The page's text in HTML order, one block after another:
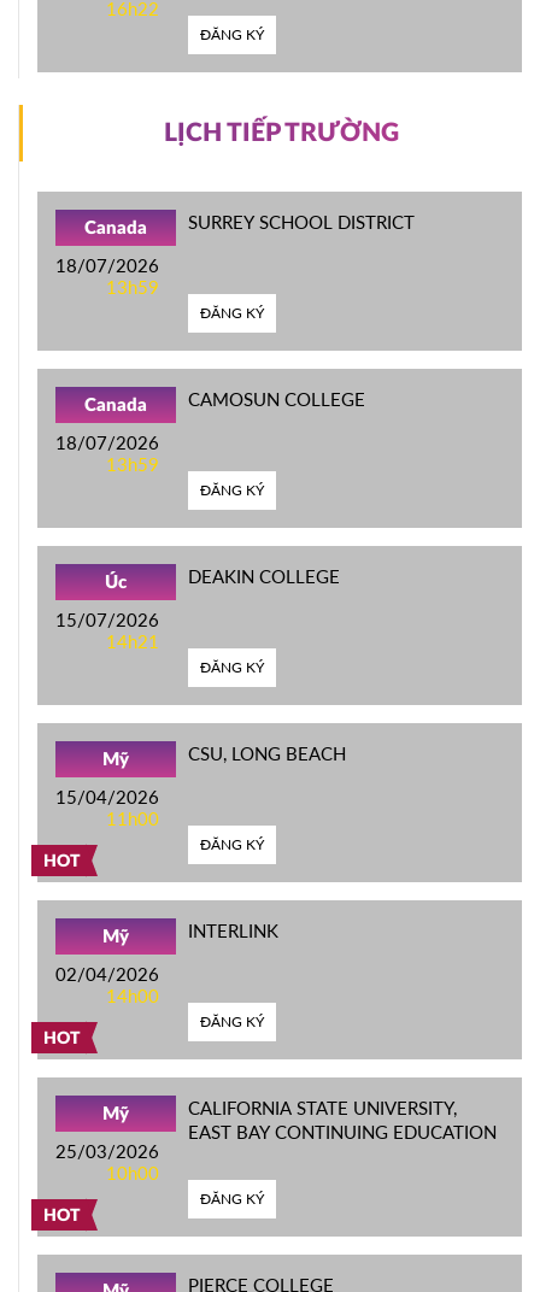
16h22
ĐĂNG KÝ
LỊCH TIẾP TRƯỜNG
Canada
18/07/2026
13h59
SURREY SCHOOL DISTRICT
ĐĂNG KÝ
Canada
18/07/2026
13h59
CAMOSUN COLLEGE
ĐĂNG KÝ
Úc
15/07/2026
14h21
DEAKIN COLLEGE
ĐĂNG KÝ
HOT
Mỹ
15/04/2026
11h00
CSU, LONG BEACH
ĐĂNG KÝ
HOT
Mỹ
02/04/2026
14h00
INTERLINK
ĐĂNG KÝ
HOT
Mỹ
25/03/2026
10h00
CALIFORNIA STATE UNIVERSITY,
EAST BAY CONTINUING EDUCATION
ĐĂNG KÝ
PIERCE COLLEGE